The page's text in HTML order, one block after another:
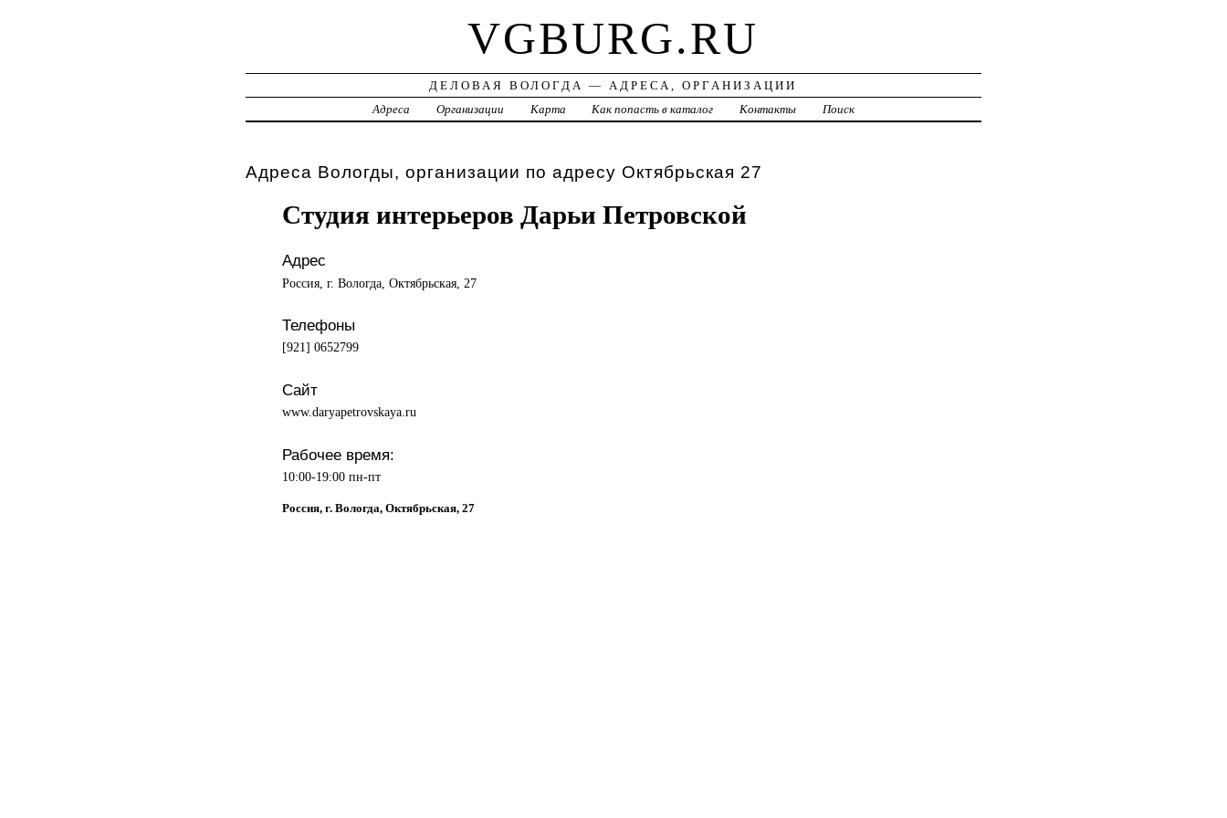
VGBURG.RU
ДЕЛОВАЯ ВОЛОГДА — АДРЕСА, ОРГАНИЗАЦИИ
Адреса
Организации Карта Как попасть в каталог Контакты Поиск
Адреса Вологды, организации по адресу Октябрьская 27
Студия интерьеров Дарьи Петровской
Адрес
Россия, г. Вологда, Октябрьская, 27
Телефоны
[921] 0652799
Сайт
www.daryapetrovskaya.ru
Рабочее время:
10:00-19:00 пн-пт
Россия, г. Вологда, Октябрьская, 27